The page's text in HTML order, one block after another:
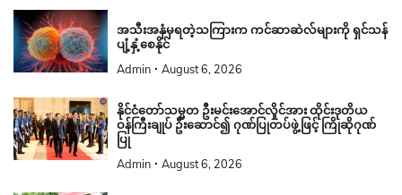
အသီးအနှံမှရတဲ့သကြားက ကင်ဆာဆဲလ်များကို ရှင်သန်
ပျံ့နှံ့စေနိုင်
Admin August 6, 2026
နိုင်ငံတော်သမ္မတ ဦးမင်းအောင်လှိုင်အား ထိုင်းဒုတိယ
ဝန်ကြီးချုပ် ဦးဆောင်၍ ဂုဏ်ပြုတပ်ဖွဲ့ဖြင့် ကြိုဆိုဂုဏ်
ပြု
Admin August 6, 2026